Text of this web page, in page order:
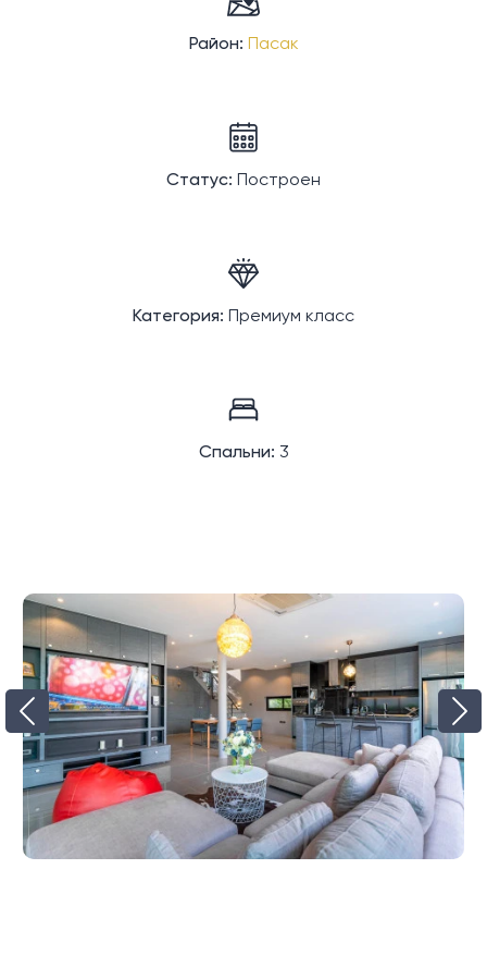
Район: Пасак
Статус: Построен
Категория: Премиум класс
Спальни: 3